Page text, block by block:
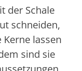
der Schale
schneiden,
lassen
sind sie